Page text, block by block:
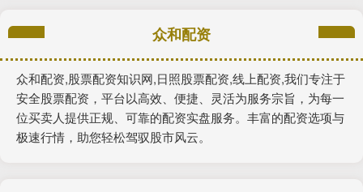
众和配资
众和配资,股票配资知识网,日照股票配资,线上配资,我们专注于
安全股票配资，平台以高效、便捷、灵活为服务宗旨，为每一
位买卖人提供正规、可靠的配资实盘服务。丰富的配资选项与
极速行情，助您轻松驾驭股市风云。